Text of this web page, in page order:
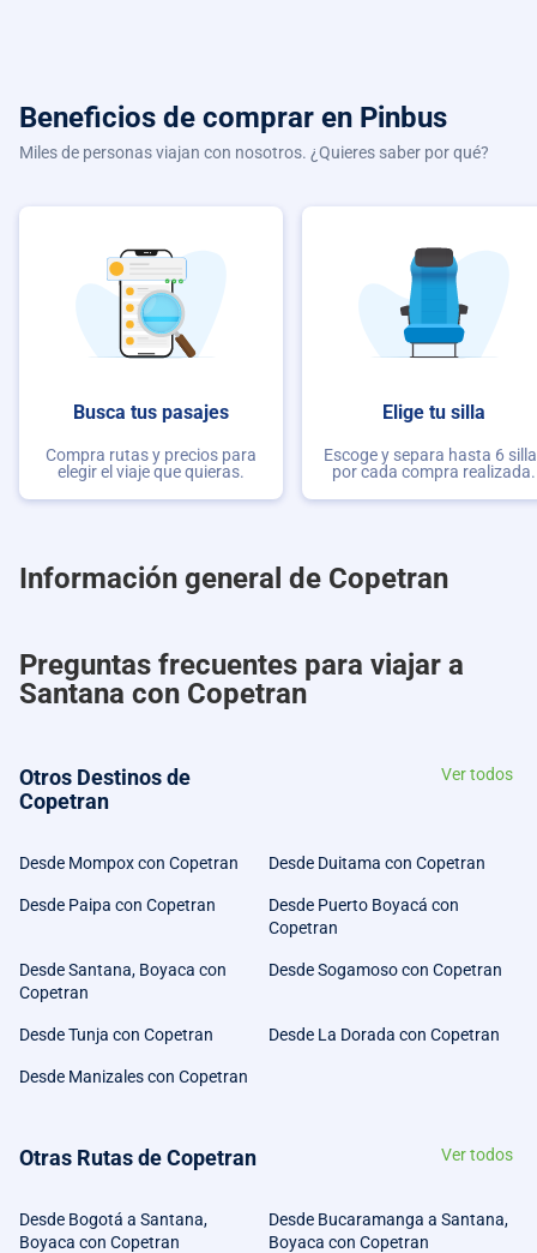
Beneficios de comprar en Pinbus
Miles de personas viajan con nosotros. ¿Quieres saber por qué?
Busca tus pasajes
Compra rutas y precios para
elegir el viaje que quieras.
Elige tu silla
Escoge y separa hasta 6
por cada compra realizada.
Información general de Copetran
Preguntas frecuentes para viajar a
Santana con Copetran
Otros Destinos de
Copetran
Ver todos
Desde Mompox con Copetran Desde Duitama con Copetran
Desde Paipa con Copetran
Desde Puerto Boyacá con
Copetran
Desde Santana, Boyaca con
Copetran
Desde Sogamoso con Copetran
Desde Tunja con Copetran Desde La Dorada con Copetran
Desde Manizales con Copetran
Otras Rutas de Copetran Ver todos
Desde Bogotá a Santana,
Boyaca con Copetran
Desde Bucaramanga a Santana,
Boyaca con Copetran